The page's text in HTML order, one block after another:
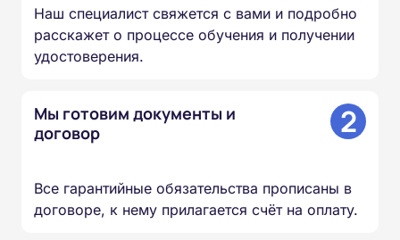
Наш специалист свяжется с вами и подробно
расскажет о процессе обучения и получении
удостоверения.
Мы готовим документы и
договор
2
Все гарантийные обязательства прописаны в
договоре, к нему прилагается счёт на оплату.